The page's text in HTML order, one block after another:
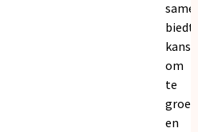
biedt
om
te
en